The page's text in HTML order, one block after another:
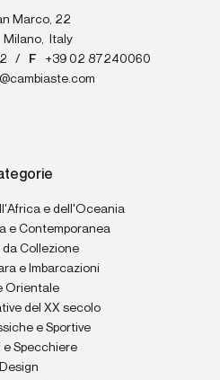
Marco, 22
Milano,
Italy
/ F
+39 02 87240060
e dell'Oceania
e Contemporanea
Collezione
e Imbarcazioni
Orientale
del XX secolo
e Sportive
e Specchiere
Design